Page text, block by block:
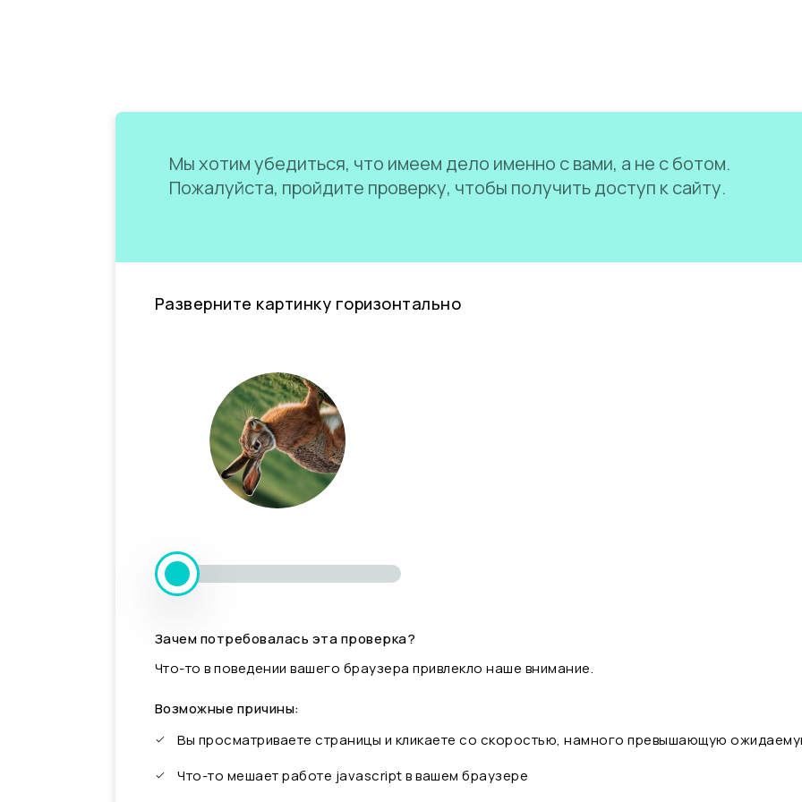
Мы хотим убедиться, что имеем дело именно с вами, а не с ботом.
Пожалуйста, пройдите проверку, чтобы получить доступ к сайту.
Разверните картинку горизонтально
Зачем потребовалась эта проверка?
Что-то в поведении вашего браузера привлекло наше внимание.
Возможные причины:
Вы просматриваете страницы и кликаете со скоростью, намного превышающую
Что-то мешает работе javascript в вашем браузере